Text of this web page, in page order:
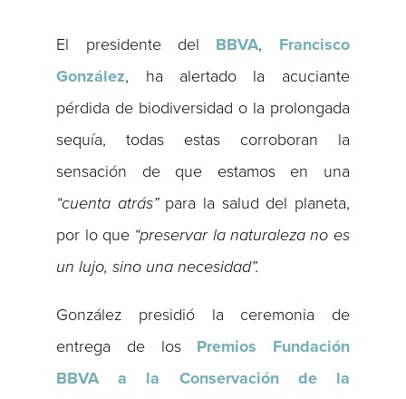
El presidente del BBVA, Francisco
González, ha alertado la acuciante
pérdida de biodiversidad o la prolongada
sequía, todas estas corroboran la
sensación de que estamos en una
“cuenta atrás”para la salud del planeta,
por lo que “preservar la naturaleza no es
un lujo, sino una necesidad”.
González presidió la ceremonia de
entrega de los Premios Fundación
BBVA a la Conservación de la